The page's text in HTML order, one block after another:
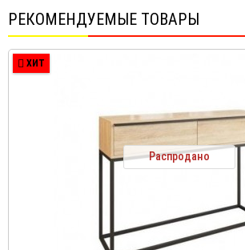
РЕКОМЕНДУЕМЫЕ ТОВАРЫ
ХИТ
Распродано